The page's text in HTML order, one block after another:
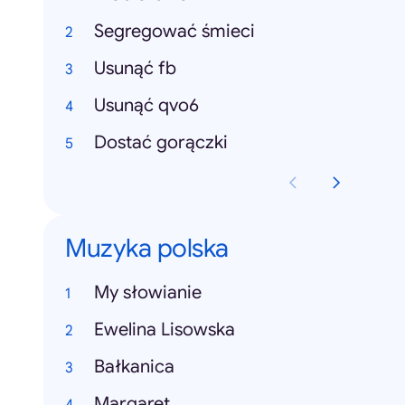
Segregować śmieci
Usunąć fb
Usunąć qvo6
Dostać gorączki
Muzyka polska
My słowianie
Ewelina Lisowska
Bałkanica